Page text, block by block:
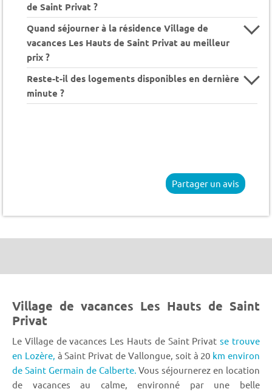
de Saint Privat ?
Quand séjourner à la résidence Village de
vacances Les Hauts de Saint Privat au meilleur
prix ?
Reste-t-il des logements disponibles en dernière
minute ?
Partager un avis
Village de vacances Les Hauts de Saint
Privat
Le Village de vacances Les Hauts de Saint Privatse trouve
en Lozère, à Saint Privat de Vallongue, soit à 20 km environ
de Saint Germain de Calberte. Vous séjournerez en location
de vacances au calme, environné par une belle